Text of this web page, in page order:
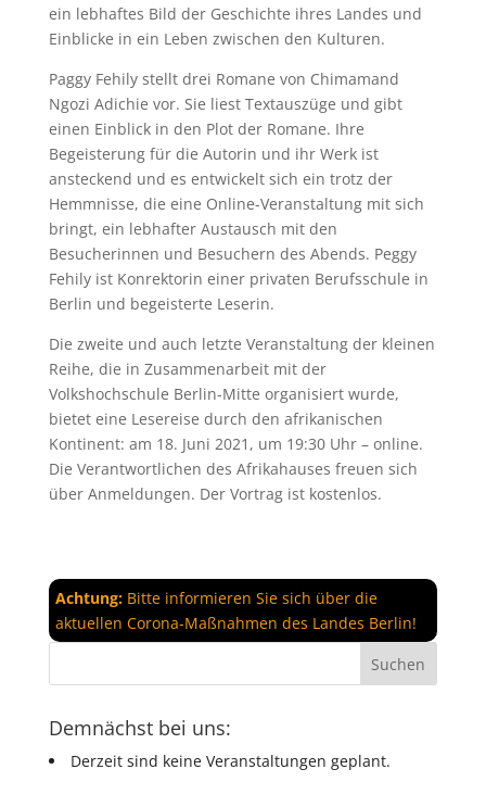
ein lebhaftes Bild der Geschichte ihres Landes und
Einblicke in ein Leben zwischen den Kulturen.
Paggy Fehily stellt drei Romane von Chimamand
Ngozi Adichie vor. Sie liest Textauszüge und gibt
einen Einblick in den Plot der Romane. Ihre
Begeisterung für die Autorin und ihr Werk ist
ansteckend und es entwickelt sich ein trotz der
Hemmnisse, die eine Online-Veranstaltung mit sich
bringt, ein lebhafter Austausch mit den
Besucherinnen und Besuchern des Abends. Peggy
Fehily ist Konrektorin einer privaten Berufsschule in
Berlin und begeisterte Leserin.
Die zweite und auch letzte Veranstaltung der kleinen
Reihe, die in Zusammenarbeit mit der
Volkshochschule Berlin-Mitte organisiert wurde,
bietet eine Lesereise durch den afrikanischen
Kontinent: am 18. Juni 2021, um 19:30 Uhr – online.
Die Verantwortlichen des Afrikahauses freuen sich
über Anmeldungen. Der Vortrag ist kostenlos.
Achtung:Bitte informieren Sie sich über die
aktuellen Corona-Maßnahmen des Landes Berlin!
Demnächst bei uns:
Derzeit sind keine Veranstaltungen geplant.